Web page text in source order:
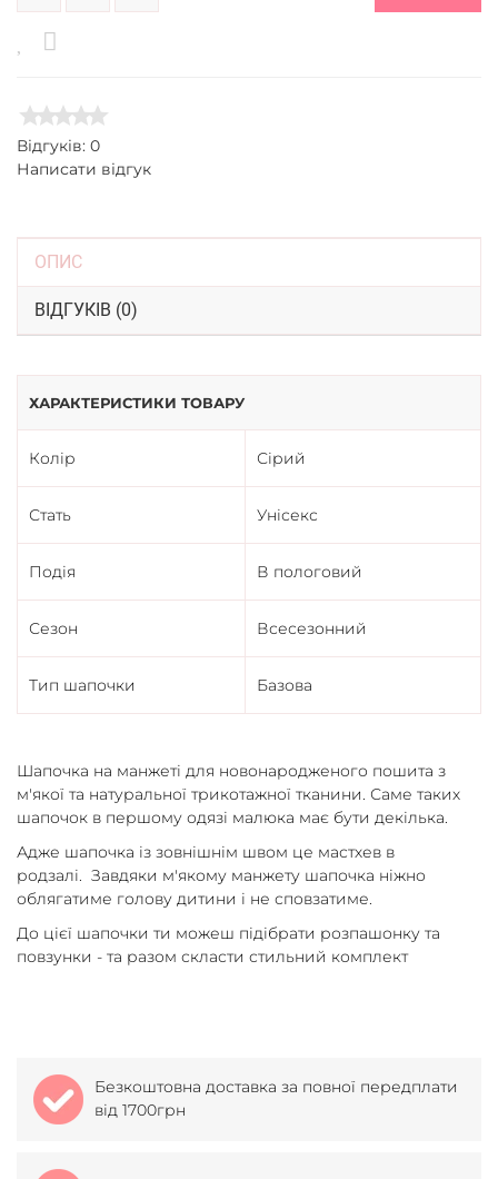
Відгуків: 0
Написати відгук
ОПИС
ВІДГУКІВ (0)
ХАРАКТЕРИСТИКИ ТОВАРУ
Колір Сірий
Стать Унісекс
Подія В пологовий
Сезон Всесезонний
Тип шапочки Базова
Шапочка на манжеті для новонародженого пошита з
м'якої та натуральної трикотажної тканини. Саме таких
шапочок в першому одязі малюка має бути декілька.
Адже шапочка із зовнішнім швом це мастхев в
родзалі. Завдяки м'якому манжету шапочка ніжно
облягатиме голову дитини і не сповзатиме.
До цієї шапочки ти можеш підібрати розпашонку та
повзунки - та разом скласти стильний комплект
Безкоштовна доставка за повної передплати
від 1700грн